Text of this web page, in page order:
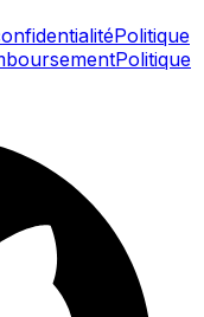
Politique
Politique